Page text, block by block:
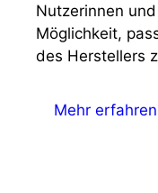
Nutzerinnen
Möglichkeit,
des Herstellers
Mehr